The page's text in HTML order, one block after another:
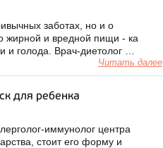
заботах, но и о
жирной и вредной пищи - ка
и голода. Врач-диетолог …
Читать далее
для ребенка
иммунолог центра
стоит его форму и